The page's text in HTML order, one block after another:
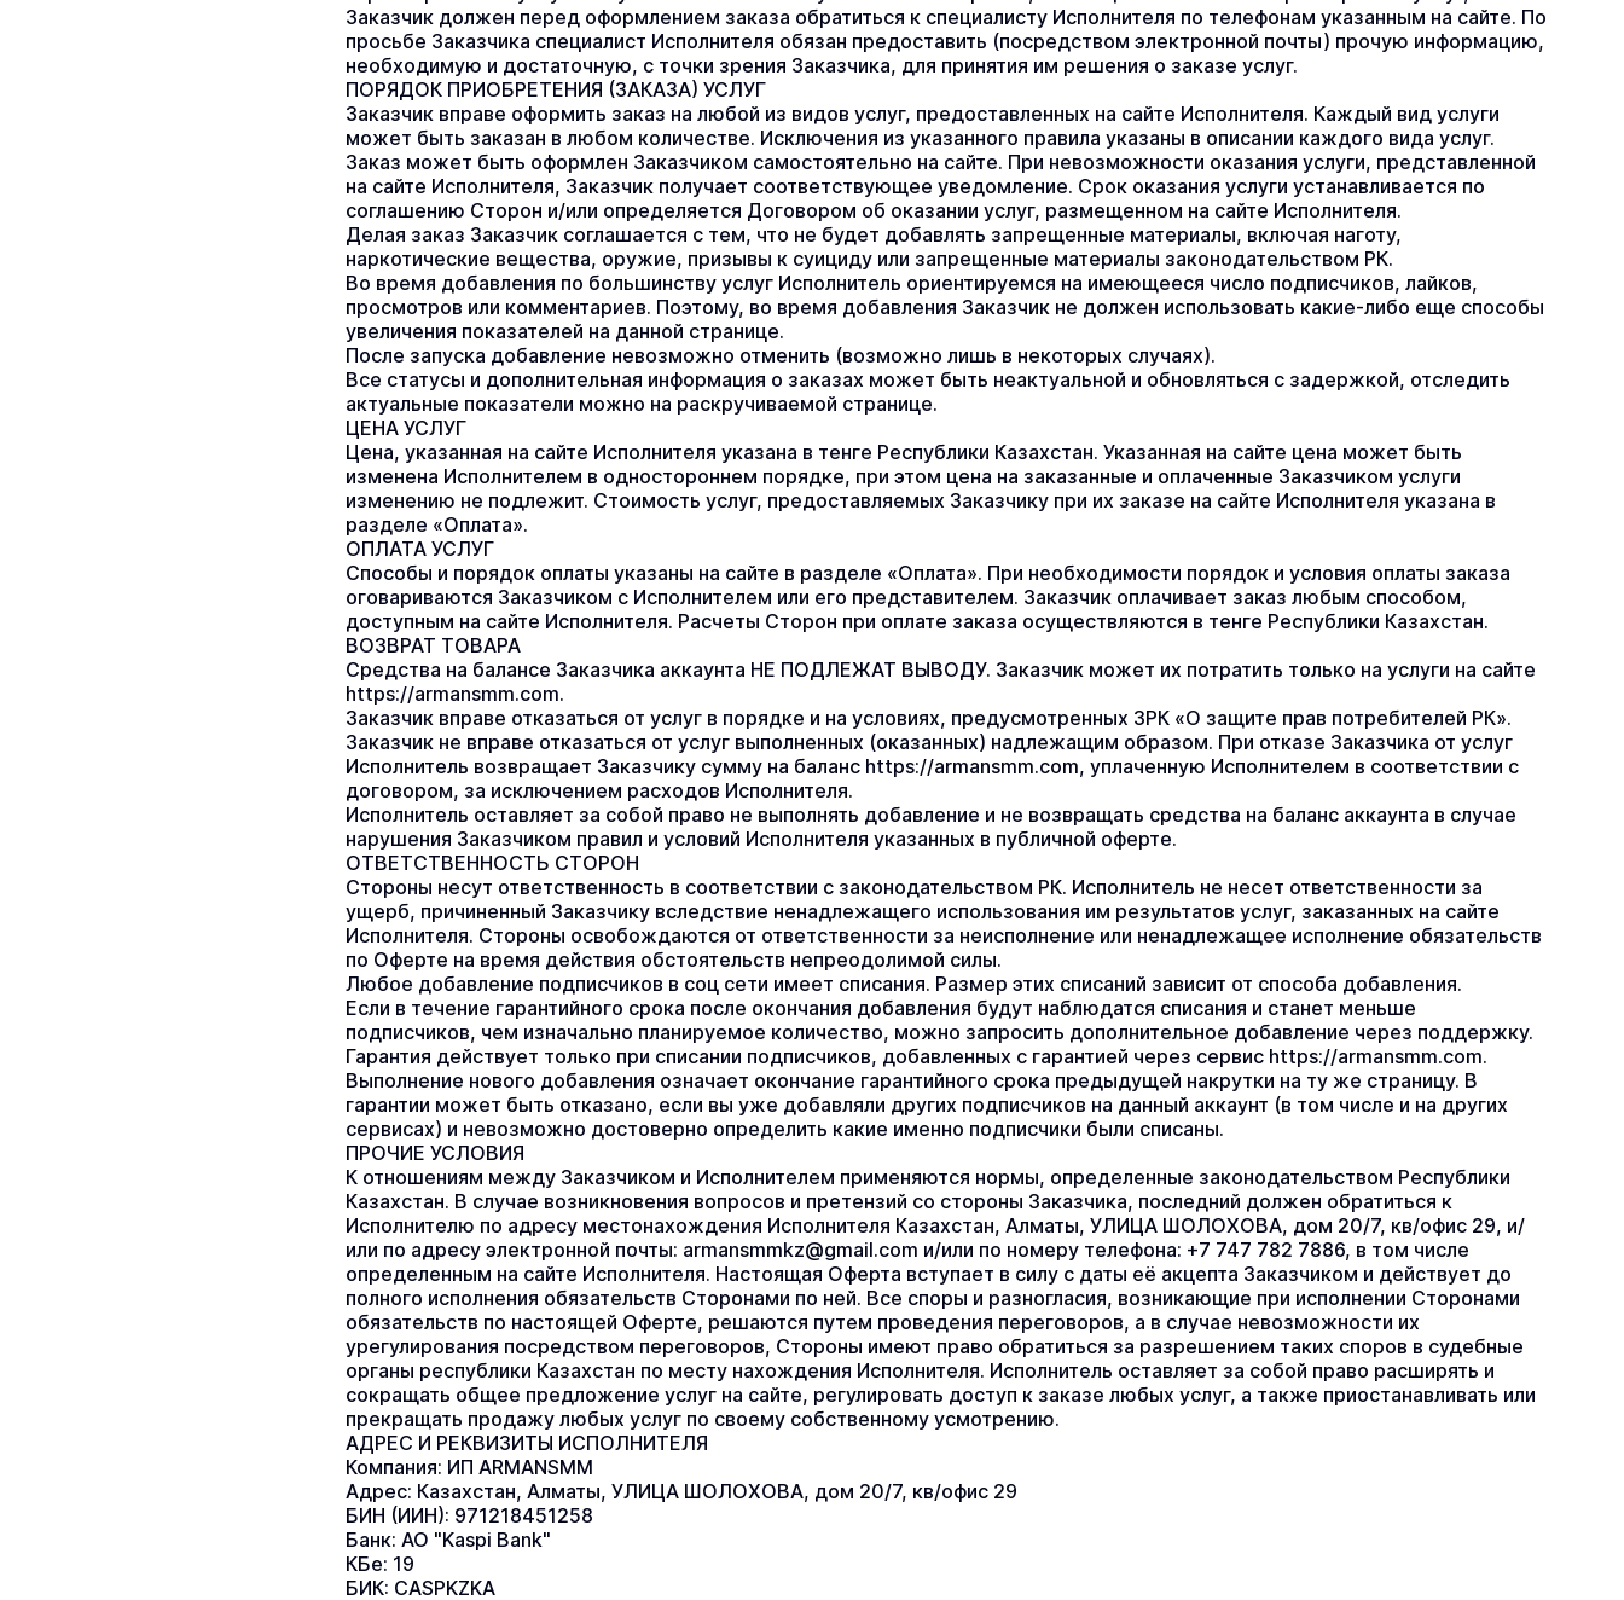
Заказчик должен перед оформлением заказа обратиться к специалисту Исполнителя по телефонам указанным на сайте. По
просьбе Заказчика специалист Исполнителя обязан предоставить (посредством электронной почты) прочую информацию,
необходимую и достаточную, с точки зрения Заказчика, для принятия им решения о заказе услуг.
ПОРЯДОК ПРИОБРЕТЕНИЯ (ЗАКАЗА) УСЛУГ
Заказчик вправе оформить заказ на любой из видов услуг, предоставленных на сайте Исполнителя. Каждый вид услуги
может быть заказан в любом количестве. Исключения из указанного правила указаны в описании каждого вида услуг.
Заказ может быть оформлен Заказчиком самостоятельно на сайте. При невозможности оказания услуги, представленной
на сайте Исполнителя, Заказчик получает соответствующее уведомление. Срок оказания услуги устанавливается по
соглашению Сторон и/или определяется Договором об оказании услуг, размещенном на сайте Исполнителя.
Делая заказ Заказчик соглашается с тем, что не будет добавлять запрещенные материалы, включая наготу,
наркотические вещества, оружие, призывы к суициду или запрещенные материалы законодательством РК.
Во время добавления по большинству услуг Исполнитель ориентируемся на имеющееся число подписчиков, лайков,
просмотров или комментариев. Поэтому, во время добавления Заказчик не должен использовать какие-либо еще способы
увеличения показателей на данной странице.
После запуска добавление невозможно отменить (возможно лишь в некоторых случаях).
Все статусы и дополнительная информация о заказах может быть неактуальной и обновляться с задержкой, отследить
актуальные показатели можно на раскручиваемой странице.
ЦЕНА УСЛУГ
Цена, указанная на сайте Исполнителя указана в тенге Республики Казахстан. Указанная на сайте цена может быть
изменена Исполнителем в одностороннем порядке, при этом цена на заказанные и оплаченные Заказчиком услуги
изменению не подлежит. Стоимость услуг, предоставляемых Заказчику при их заказе на сайте Исполнителя указана в
разделе «Оплата».
ОПЛАТА УСЛУГ
Способы и порядок оплаты указаны на сайте в разделе «Оплата». При необходимости порядок и условия оплаты заказа
оговариваются Заказчиком с Исполнителем или его представителем. Заказчик оплачивает заказ любым способом,
доступным на сайте Исполнителя. Расчеты Сторон при оплате заказа осуществляются в тенге Республики Казахстан.
ВОЗВРАТ ТОВАРА
Средства на балансе Заказчика аккаунта НЕ ПОДЛЕЖАТ ВЫВОДУ. Заказчик может их потратить только на услуги на сайте
https://armansmm.com.
Заказчик вправе отказаться от услуг в порядке и на условиях, предусмотренных ЗРК «О защите прав потребителей РК».
Заказчик не вправе отказаться от услуг выполненных (оказанных) надлежащим образом. При отказе Заказчика от услуг
Исполнитель возвращает Заказчику сумму на баланс https://armansmm.com, уплаченную Исполнителем в соответствии с
договором, за исключением расходов Исполнителя.
Исполнитель оставляет за собой право не выполнять добавление и не возвращать средства на баланс аккаунта в случае
нарушения Заказчиком правил и условий Исполнителя указанных в публичной оферте.
ОТВЕТСТВЕННОСТЬ СТОРОН
Стороны несут ответственность в соответствии с законодательством РК. Исполнитель не несет ответственности за
ущерб, причиненный Заказчику вследствие ненадлежащего использования им результатов услуг, заказанных на сайте
Исполнителя. Стороны освобождаются от ответственности за неисполнение или ненадлежащее исполнение обязательств
по Оферте на время действия обстоятельств непреодолимой силы.
Любое добавление подписчиков в соц сети имеет списания. Размер этих списаний зависит от способа добавления.
Если в течение гарантийного срока после окончания добавления будут наблюдатся списания и станет меньше
подписчиков, чем изначально планируемое количество, можно запросить дополнительное добавление через поддержку.
Гарантия действует только при списании подписчиков, добавленных с гарантией через сервис https://armansmm.com.
Выполнение нового добавления означает окончание гарантийного срока предыдущей накрутки на ту же страницу. В
гарантии может быть отказано, если вы уже добавляли других подписчиков на данный аккаунт (в том числе и на других
сервисах) и невозможно достоверно определить какие именно подписчики были списаны.
ПРОЧИЕ УСЛОВИЯ
К отношениям между Заказчиком и Исполнителем применяются нормы, определенные законодательством Республики
Казахстан. В случае возникновения вопросов и претензий со стороны Заказчика, последний должен обратиться к
Исполнителю по адресу местонахождения Исполнителя Казахстан, Алматы, УЛИЦА ШОЛОХОВА, дом 20/7, кв/офис 29, и/
или по адресу электронной почты: armansmmkz@gmail.com и/или по номеру телефона: +7 747 782 7886, в том числе
определенным на сайте Исполнителя. Настоящая Оферта вступает в силу с даты её акцепта Заказчиком и действует до
полного исполнения обязательств Сторонами по ней. Все споры и разногласия, возникающие при исполнении Сторонами
обязательств по настоящей Оферте, решаются путем проведения переговоров, а в случае невозможности их
урегулирования посредством переговоров, Стороны имеют право обратиться за разрешением таких споров в судебные
органы республики Казахстан по месту нахождения Исполнителя. Исполнитель оставляет за собой право расширять и
сокращать общее предложение услуг на сайте, регулировать доступ к заказе любых услуг, а также приостанавливать или
прекращать продажу любых услуг по своему собственному усмотрению.
АДРЕС И РЕКВИЗИТЫ ИСПОЛНИТЕЛЯ
Компания: ИП ARMANSMM
Адрес: Казахстан, Алматы, УЛИЦА ШОЛОХОВА, дом 20/7, кв/офис 29
БИН (ИИН): 971218451258
Банк: АО "Kaspi Bank"
КБе: 19
БИК: CASPKZKA